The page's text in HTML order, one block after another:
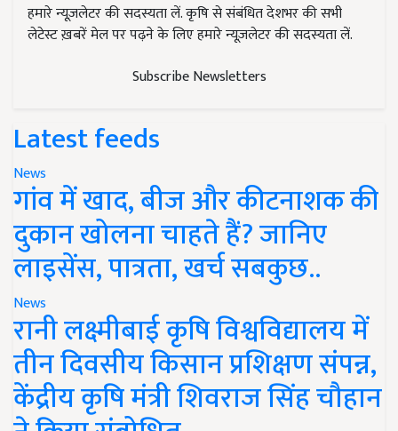
हमारे न्यूज़लेटर की सदस्यता लें. कृषि से संबंधित देशभर की सभी
लेटेस्ट ख़बरें मेल पर पढ़ने के लिए हमारे न्यूज़लेटर की सदस्यता लें.
Subscribe Newsletters
Latest feeds
News
गांव में खाद, बीज और कीटनाशक की
दुकान खोलना चाहते हैं? जानिए
लाइसेंस, पात्रता, खर्च सबकुछ..
News
रानी लक्ष्मीबाई कृषि विश्वविद्यालय में
तीन दिवसीय किसान प्रशिक्षण संपन्न,
केंद्रीय कृषि मंत्री शिवराज सिंह चौहान